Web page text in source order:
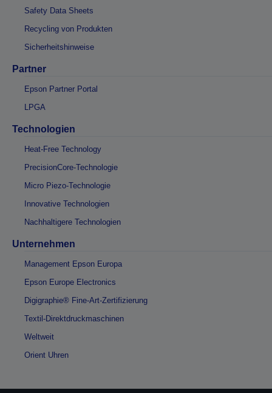
Safety Data Sheets
Recycling von Produkten
Sicherheitshinweise
Partner
Epson Partner Portal
LPGA
Technologien
Heat-Free Technology
PrecisionCore-Technologie
Micro Piezo-Technologie
Innovative Technologien
Nachhaltigere Technologien
Unternehmen
Management Epson Europa
Epson Europe Electronics
Digigraphie® Fine-Art-Zertifizierung
Textil-Direktdruckmaschinen
Weltweit
Orient Uhren